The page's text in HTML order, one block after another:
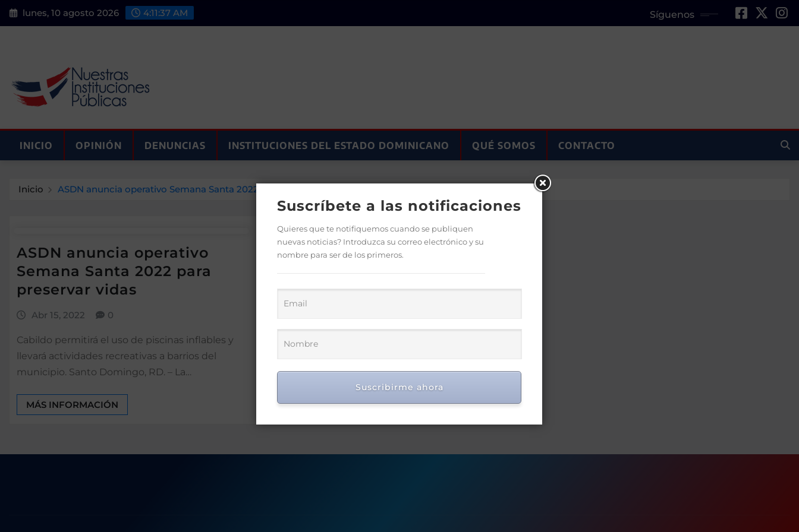
Saltar
al
lunes, 10 agosto 2026 4:11:38 AM Síguenos
INICIO OPINIÓN DENUNCIAS INSTITUCIONES DEL ESTADO DOMINICANO QUÉ SOMOS CONTACTO
Inicio ASDN anuncia operativo Semana Santa 2022 para preservar vidas
ASDN anuncia operativo
Semana Santa 2022 para
preservar vidas
Abr 15, 2022 0
Cabildo permitirá el uso de piscinas inflables y
llevará actividades recreativas a barrios del
municipio. Santo Domingo, RD. – La…
MÁS INFORMACIÓN
Suscríbete a las notificaciones
Quieres que te notifiquemos cuando se publiquen
nuevas noticias? Introduzca su correo electrónico y su
nombre para ser de los primeros.
Suscribirme ahora